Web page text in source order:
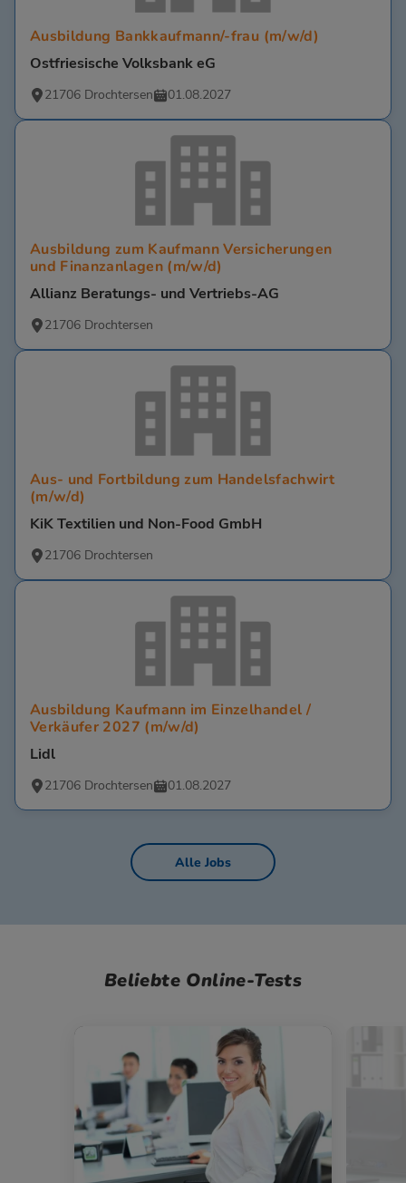
Ausbildung Bankkaufmann/-frau (m/w/d)
Ostfriesische Volksbank eG
21706 Drochtersen 01.08.2027
Ausbildung zum Kaufmann Versicherungen
und Finanzanlagen (m/w/d)
Allianz Beratungs- und Vertriebs-AG
21706 Drochtersen
Aus- und Fortbildung zum Handelsfachwirt
(m/w/d)
KiK Textilien und Non-Food GmbH
21706 Drochtersen
Ausbildung Kaufmann im Einzelhandel /
Verkäufer 2027 (m/w/d)
Lidl
21706 Drochtersen 01.08.2027
Alle Jobs
Beliebte Online-Tests